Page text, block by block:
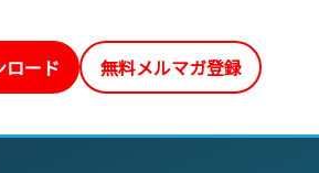
ロード 無料メルマガ登録